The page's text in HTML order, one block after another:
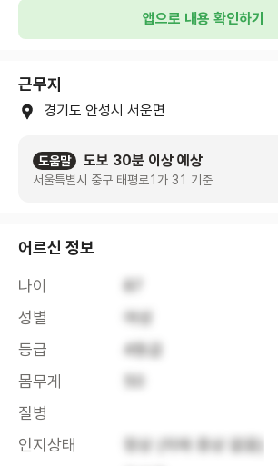
앱으로 내용 확인하기
근무지
경기도 안성시 서운면
도움말 도보 30분 이상 예상
서울특별시 중구 태평로1가 31 기준
어르신 정보
나이
87
성별
여성
등급
4등급
몸무게
50
질병
인지상태
정상 (치매 증상 없음)